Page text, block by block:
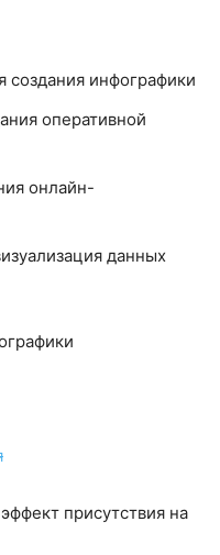
создания инфографики
оперативной
онлайн-
данных
присутствия на